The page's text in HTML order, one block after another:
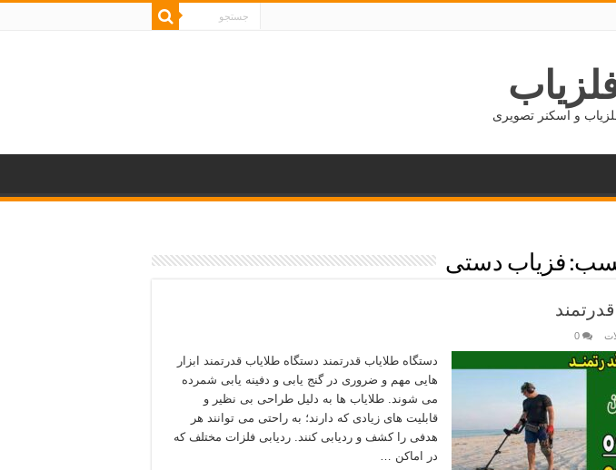
و اسکنر تصویری
فزیاب دستی
0
دستگاه طلایاب قدرتمند دستگاه طلایاب قدرتمند ابزار
هایی مهم و ضروری در گنج یابی و دفینه یابی شمرده
می شوند. طلایاب ها به دلیل طراحی بی نظیر و
قابلیت های زیادی که دارند؛ به راحتی می توانند هر
هدفی را کشف و ردیابی کنند. ردیابی فلزات مختلف که
در اماکن …